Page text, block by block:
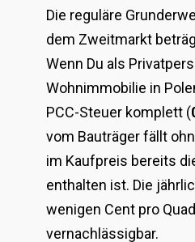
Die reguläre
dem Zweitmarkt
Wenn Du als
Wohnimmobilie in
PCC-Steuer komplett (
vom Bauträger fällt
im Kaufpreis bereits
enthalten ist. Die
wenigen Cent pro
vernachlässigbar.